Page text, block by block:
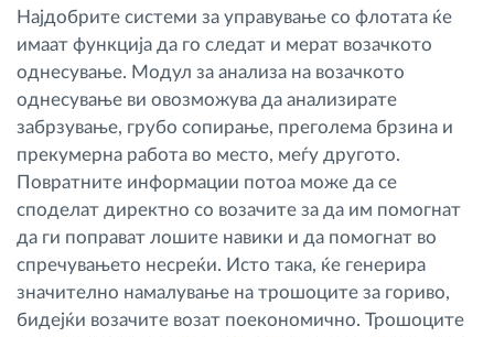
Најдобрите системи за управување со флотата ќе
имаат функција да го следат и мерат возачкото
однесување. Модул за анализа на возачкото
однесување ви овозможува да анализирате
забрзување, грубо сопирање, преголема брзина и
прекумерна работа во место, меѓу другото.
Повратните информации потоа може да се
споделат директно со возачите за да им помогнат
да ги поправат лошите навики и да помогнат во
спречувањето несреќи. Исто така, ќе генерира
значително намалување на трошоците за гориво,
бидејќи возачите возат поекономично. Трошоците